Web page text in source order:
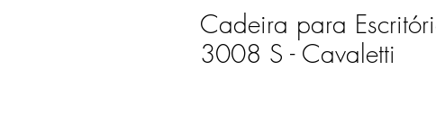
Cadeira para
3008 S - Cavaletti